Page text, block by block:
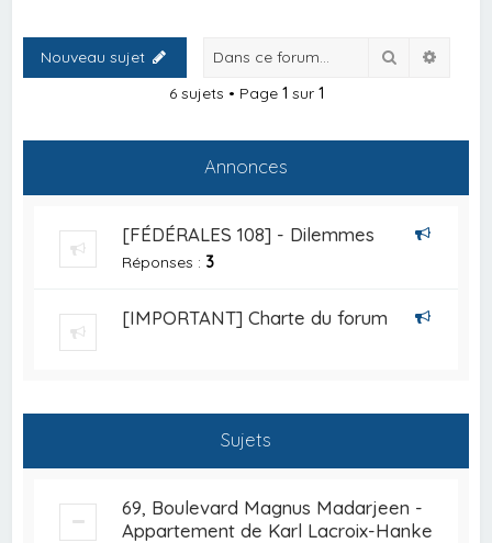
Nouveau sujet Rechercher
6 sujets • Page 1 sur 1
Annonces
[FÉDÉRALES 108] - Dilemmes
Réponses : 3
[IMPORTANT] Charte du forum
Sujets
69, Boulevard Magnus Madarjeen -
Appartement de Karl Lacroix-Hanke